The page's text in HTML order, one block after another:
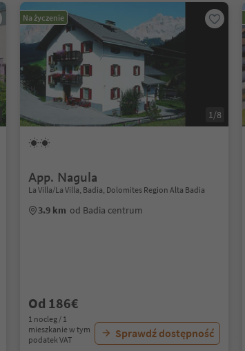
Na życzenie
1/8
App. Nagula
La Villa/La Villa, Badia, Dolomites Region Alta Badia
3.9 km od Badia centrum
Od 186€
1 nocleg / 1
mieszkanie w tym
podatek VAT
Sprawdź dostępność